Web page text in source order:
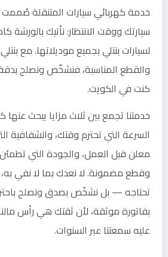
خدمة كهربائي سيارات المتنقلة صُممت
سيارتك ووقت الانتظار: نأتيك
لسيارات بنتلي بجميع موديلاتها. مع
والقطع المناسبة، فنشخّص ونصلح
كنت في الكويت.
خدمتنا تجمع بين ثلاث مزايا يبحث
السرعة التي تحترم وقتك، والشفافية
معلن قبل العمل، والجودة التي تطمئن
وقطع مضمونة. لا نعدك بما لا نفي به،
تحتاجه — بل نشخّص بصدق ونصلح
بفاتورة موثقة، لأن ثقتك هي رأس
عليه سمعتنا عبر السنوات.